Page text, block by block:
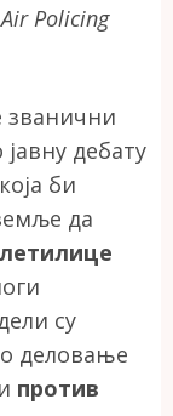
Air Policing
званични
дебату
која би
да
су
деловање
против